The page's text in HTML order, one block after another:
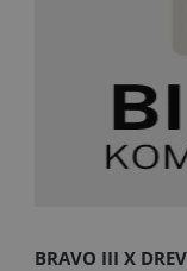
BRAVO III X